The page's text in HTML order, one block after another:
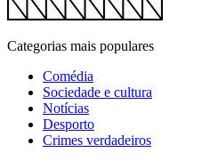
Categorias mais populares
Comédia
Sociedade e cultura
Notícias
Desporto
Crimes verdadeiros